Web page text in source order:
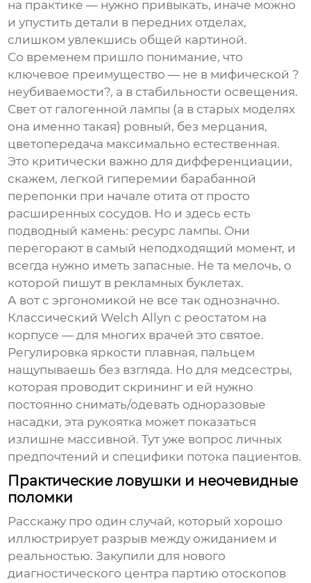
на практике — нужно привыкать, иначе можно
и упустить детали в передних отделах,
слишком увлекшись общей картиной.
Со временем пришло понимание, что
ключевое преимущество — не в мифической ?
неубиваемости?, а в стабильности освещения.
Свет от галогенной лампы (а в старых моделях
она именно такая) ровный, без мерцания,
цветопередача максимально естественная.
Это критически важно для дифференциации,
скажем, легкой гиперемии барабанной
перепонки при начале отита от просто
расширенных сосудов. Но и здесь есть
подводный камень: ресурс лампы. Они
перегорают в самый неподходящий момент, и
всегда нужно иметь запасные. Не та мелочь, о
которой пишут в рекламных буклетах.
А вот с эргономикой не все так однозначно.
КлассическийWelch Allyn с реостатом на
корпусе — для многих врачей это святое.
Регулировка яркости плавная, пальцем
нащупываешь без взгляда. Но для медсестры,
которая проводит скрининг и ей нужно
постоянно снимать/одевать одноразовые
насадки, эта рукоятка может показаться
излишне массивной. Тут уже вопрос личных
предпочтений и специфики потока пациентов.
Практические ловушки и неочевидные
поломки
Расскажу про один случай, который хорошо
иллюстрирует разрыв между ожиданием и
реальностью. Закупили для нового
диагностического центра партию отоскопов